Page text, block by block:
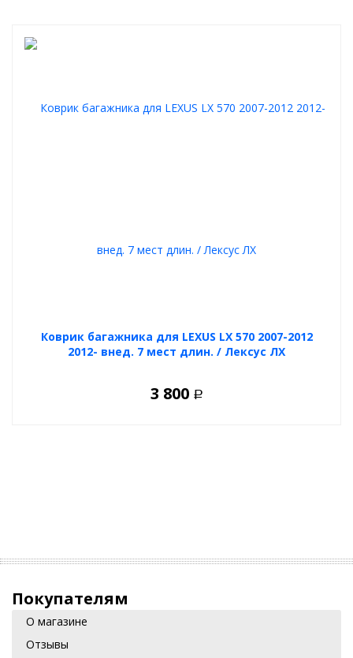
Коврик багажника для LEXUS LX 570 2007-2012
2012- внед. 7 мест длин. / Лексус ЛХ
3 800 Р
Покупателям
О магазине
Отзывы